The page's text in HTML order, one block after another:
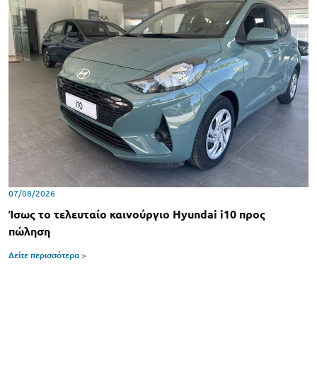
07/08/2026
Ίσως το τελευταίο καινούργιο Hyundai i10 προς
πώληση
Δείτε περισσότερα >